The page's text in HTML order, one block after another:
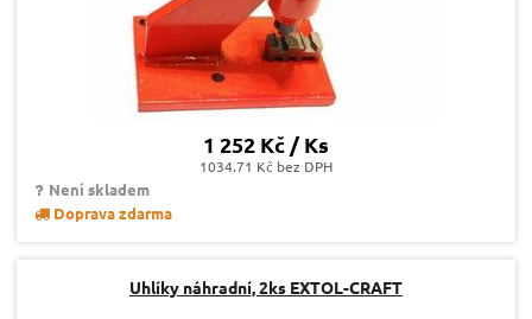
1 252 Kč / Ks
1034.71 Kč bez DPH
Není skladem
Doprava zdarma
Uhlíky náhradní, 2ks EXTOL-CRAFT